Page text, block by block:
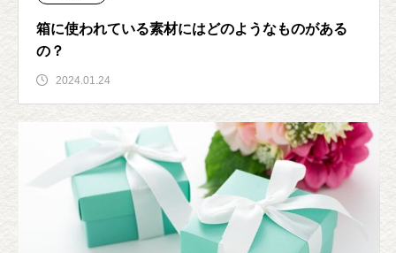
箱に使われている素材にはどのようなものがある
の？
2024.01.24